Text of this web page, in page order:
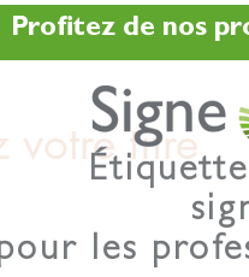
Profitez de nos
votre titre
les